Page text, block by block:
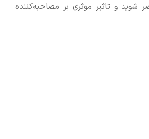
شوید و تاثیر موثری بر مصاحبه‌کننده